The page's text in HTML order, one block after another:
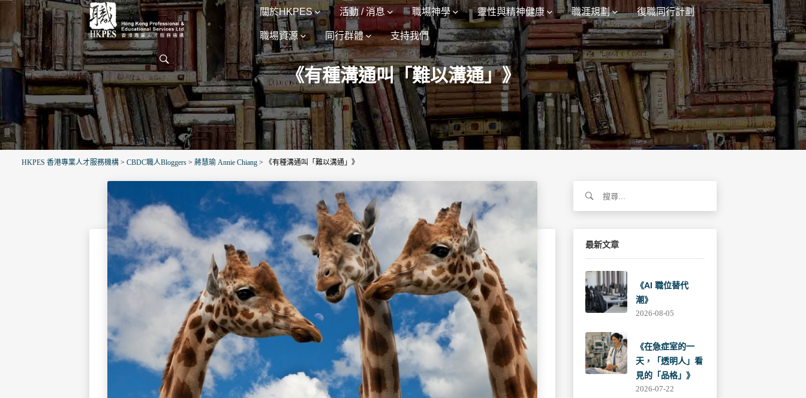
關於HKPES 活動 / 消息 職場神學 靈性與精神健康 職涯規劃 復職同行計劃
職場資源 同行群體 支持我們
《有種溝通叫「難以溝通」》
HKPES 香港專業人才服務機構 > CBDC職人Bloggers > 蔣慧瑜 Annie Chiang > 《有種溝通叫「難以溝通」》
關
最新文章
《AI 職位替代
潮》
2026-08-05
《在急症室的一
天，「透明人」看
見的「品格」》
2026-07-22